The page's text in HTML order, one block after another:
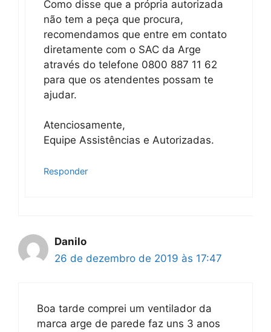
Como disse que a própria autorizada
não tem a peça que procura,
recomendamos que entre em contato
diretamente com o SAC da Arge
através do telefone 0800 887 11 62
para que os atendentes possam te
ajudar.
Atenciosamente,
Equipe Assistências e Autorizadas.
Responder
Danilo
26 de dezembro de 2019 às 17:47
Boa tarde comprei um ventilador da
marca arge de parede faz uns 3 anos